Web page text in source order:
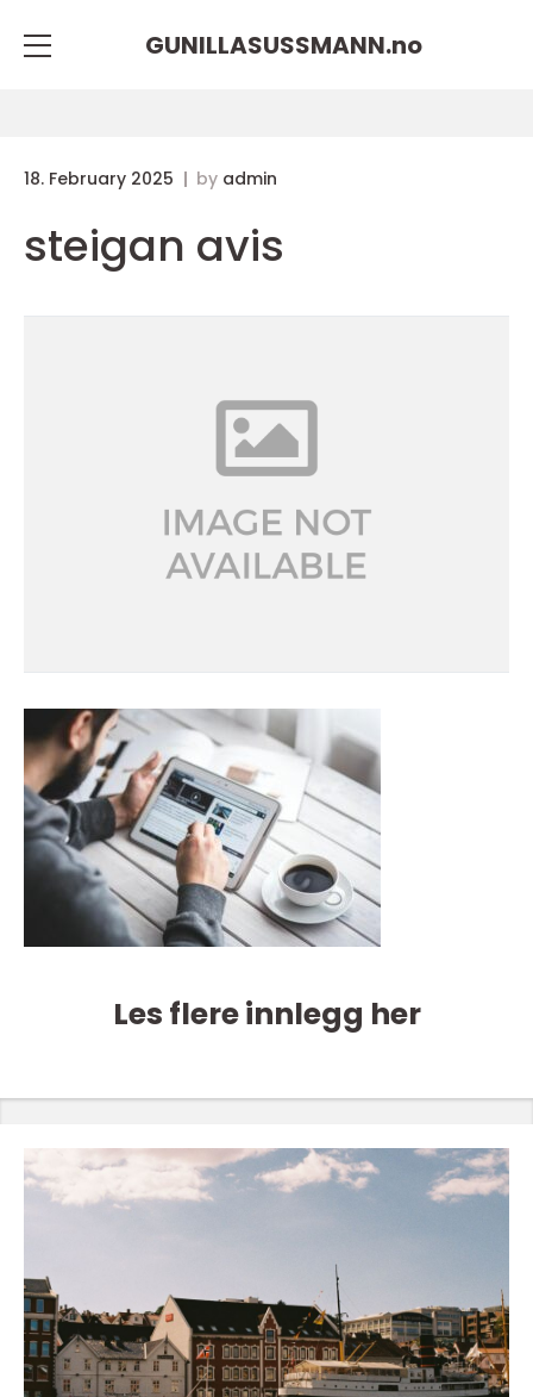
GUNILLASUSSMANN.no
18. February 2025 by admin
steigan avis
Les flere innlegg her